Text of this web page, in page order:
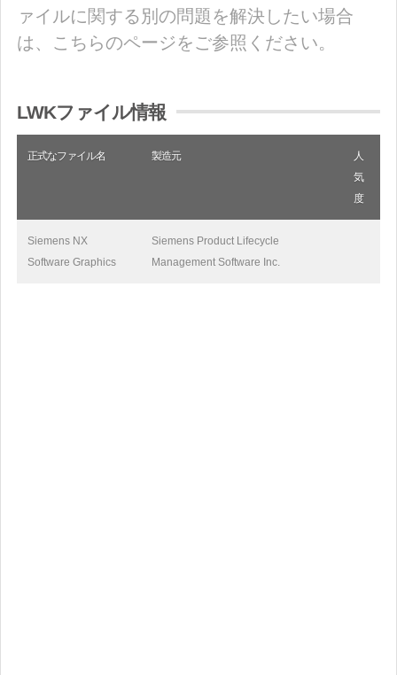
ァイルに関する別の問題を解決したい場合
は、こちらのページをご参照ください。
LWKファイル情報
正式なファイル名 製造元
人
気
度
Siemens NX
Software Graphics
Siemens Product Lifecycle
Management Software Inc.